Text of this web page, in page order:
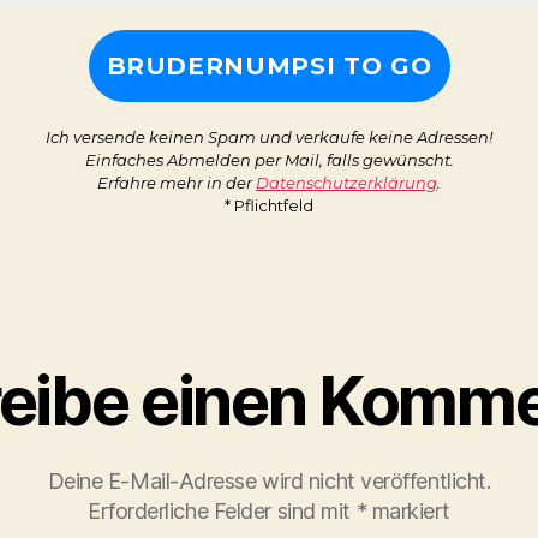
Ich versende keinen Spam und verkaufe keine Adressen!
Einfaches Abmelden per Mail, falls gewünscht.
Erfahre mehr in derDatenschutzerklärung.
* Pflichtfeld
einen
Deine E-Mail-Adresse wird nicht veröffentlicht.
Erforderliche Felder sind mit * markiert